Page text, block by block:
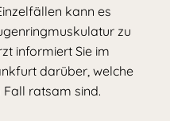
kann es
zu
informiert Sie im
darüber, welche
ratsam sind.